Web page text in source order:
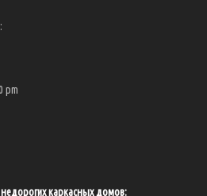
pm
каркасных домов: